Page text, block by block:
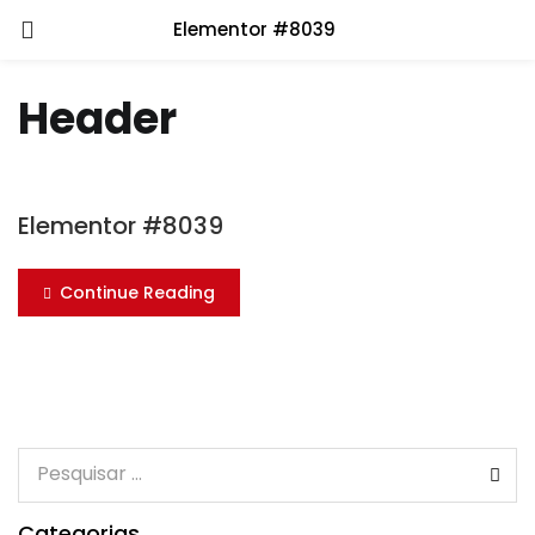
Elementor #8039
Header
Elementor #8039
Continue Reading